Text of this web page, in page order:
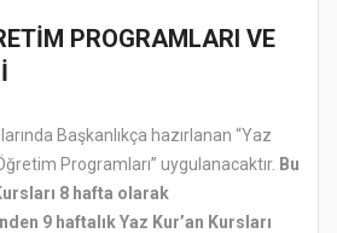
PROGRAMLARI VE
Başkanlıkça hazırlanan “Yaz
Programları” uygulanacaktır. Bu
8 hafta olarak
9 haftalık Yaz Kur’an Kursları